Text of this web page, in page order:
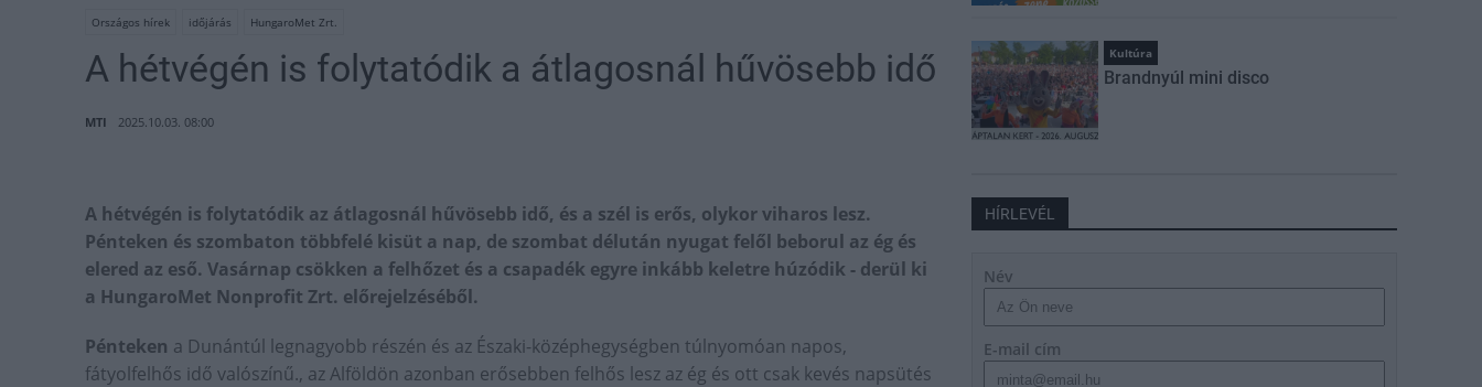
Országos hírek időjárás HungaroMet Zrt.
A hétvégén is folytatódik a átlagosnál hűvösebb idő
MTI 2025.10.03. 08:00
A hétvégén is folytatódik az átlagosnál hűvösebb idő, és a szél is erős, olykor viharos lesz.
Pénteken és szombaton többfelé kisüt a nap, de szombat délután nyugat felől beborul az ég és
elered az eső. Vasárnap csökken a felhőzet és a csapadék egyre inkább keletre húzódik - derül ki
a HungaroMet Nonprofit Zrt. előrejelzéséből.
Pénteken a Dunántúl legnagyobb részén és az Északi-középhegységben túlnyomóan napos,
fátyolfelhős idő valószínű., az Alföldön azonban erősebben felhős lesz az ég és ott csak kevés napsütés
Kultúra
Brandnyúl mini disco
HÍRLEVÉL
Név
E-mail cím